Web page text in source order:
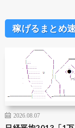
稼げるまとめ
2026.08.07